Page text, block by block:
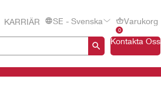
KARRIÄR SE - Svenska
0
Varukorg
Kontakta Oss